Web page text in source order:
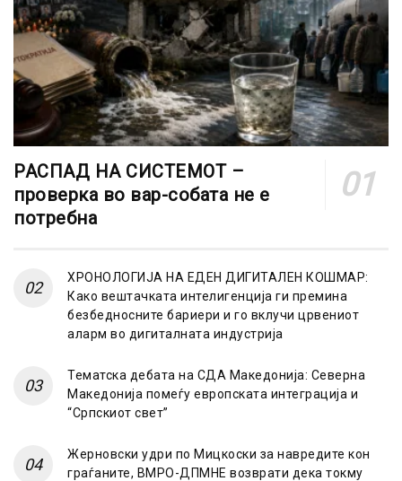
РАСПАД НА СИСТЕМОТ –
проверка во вар-собата не е
потребна
ХРОНОЛОГИЈА НА ЕДЕН ДИГИТАЛЕН КОШМАР:
Како вештачката интелигенција ги премина
безбедносните бариери и го вклучи црвениот
аларм во дигиталната индустрија
Тематска дебата на СДА Македонија: Северна
Македонија помеѓу европската интеграција и
“Српскиот свет”
Жерновски удри по Мицкоски за навредите кон
граѓаните, ВМРО-ДПМНЕ возврати дека токму